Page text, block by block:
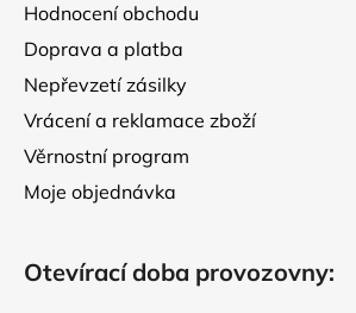
Hodnocení obchodu
Doprava a platba
Nepřevzetí zásilky
Vrácení a reklamace zboží
Věrnostní program
Moje objednávka
Otevírací doba provozovny: